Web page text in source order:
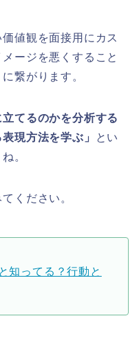
値観を面接用にカス
ージを悪くすること
繋がります。
立てるのかを分析する
現方法を学ぶ」
とい
。
ください。
知ってる？行動と